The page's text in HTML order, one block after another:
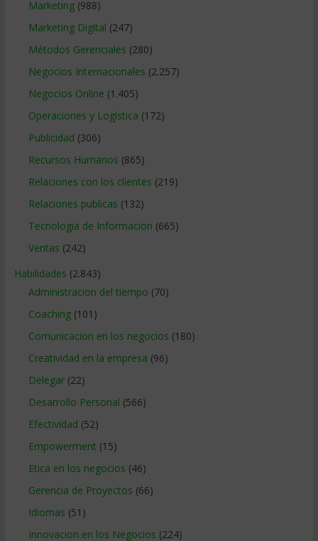
Marketing(988)
Marketing Digital (247)
Métodos Gerenciales (280)
Negocios Internacionales (2.257)
Negocios Online (1.405)
Operaciones y Logística (172)
Publicidad (306)
Recursos Humanos (865)
Relaciones con los clientes (219)
Relaciones publicas (132)
Tecnologia de Informacion (665)
Ventas (242)
Habilidades (2.843)
Administracion del tiempo (70)
Coaching(101)
Comunicacion en los negocios (180)
Creatividad en la empresa (96)
Delegar(22)
Desarrollo Personal (566)
Efectividad (52)
Empowerment (15)
Etica en los negocios (46)
Gerencia de Proyectos (66)
Idiomas (51)
Innovacion en los Negocios (224)